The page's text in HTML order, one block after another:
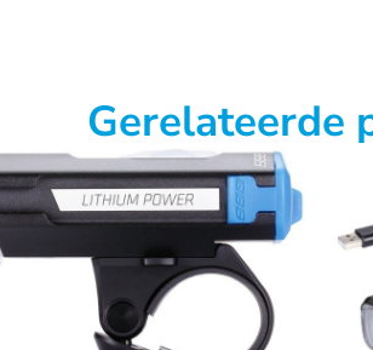
Gerelateerde